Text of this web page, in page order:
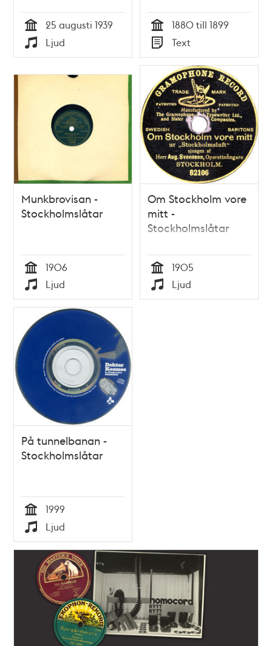
Tid
25 augusti 1939
Typ
Ljud Tid
1880 till 1899
Typ
Text
Munkbrovisan -
Stockholmslåtar
Tid
1906
Typ
Ljud
Om Stockholm vore
mitt -
Stockholmslåtar
Tid
1905
Typ
Ljud
På tunnelbanan -
Stockholmslåtar
Tid
1999
Typ
Ljud